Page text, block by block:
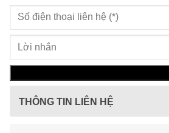
THÔNG TIN LIÊN HỆ